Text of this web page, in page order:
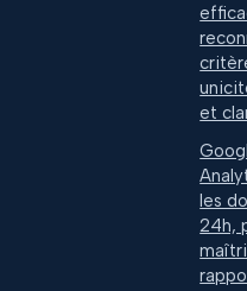
et
les
24h,